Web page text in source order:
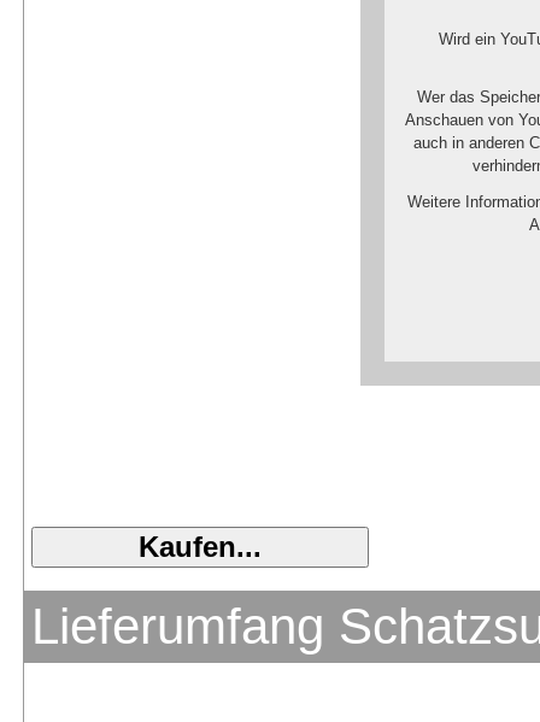
Wird ein
Wer das
Anschauen von
auch in anderen
Weitere
Lieferumfang